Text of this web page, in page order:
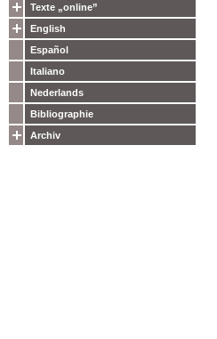
Texte „online”
English
Español
Italiano
Nederlands
Bibliographie
Archiv